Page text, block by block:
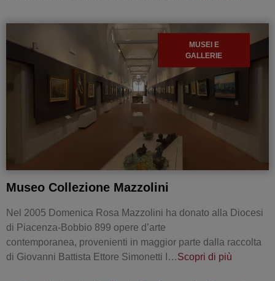
MUSEI E
GALLERIE
Museo Collezione Mazzolini
Nel 2005 Domenica Rosa Mazzolini ha donato alla Diocesi
di Piacenza-Bobbio 899 opere d’arte
contemporanea, provenienti in maggior parte dalla raccolta
di Giovanni Battista Ettore Simonetti I…Scopri di più